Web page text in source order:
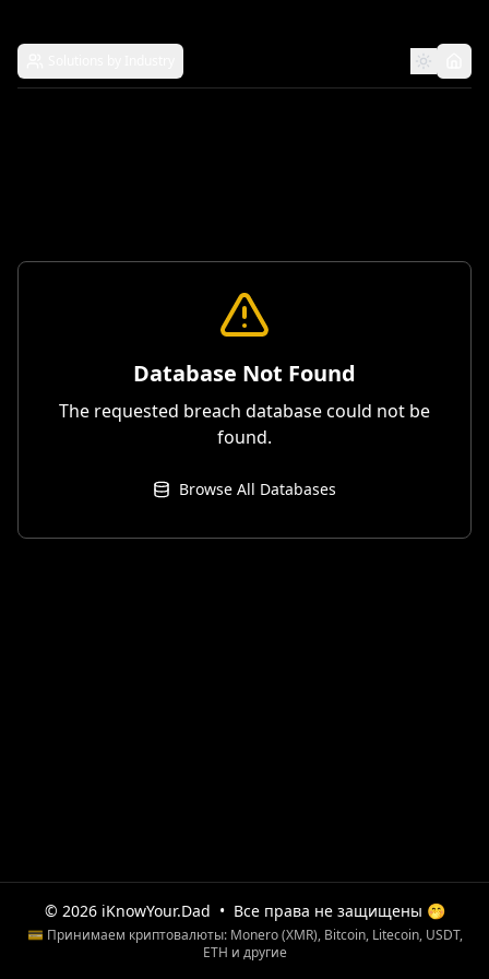
Database Not Found
The requested breach database could not be
found.
Browse All Databases
© 2026 iKnowYour.Dad • Все права не защищены 🤭
💳 Принимаем криптовалюты: Monero (XMR), Bitcoin, Litecoin, USDT,
ETH и другие